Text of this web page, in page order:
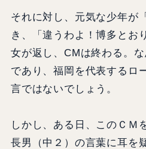
それに対し、元気な少年が
き、「違うわよ！博多とお
女が返し、CMは終わる。
であり、福岡を代表するロ
言ではないでしょう。
しかし、ある日、このＣＭ
長男（中２）の言葉に耳を